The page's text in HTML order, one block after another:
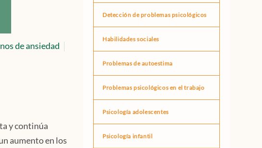
de ansiedad
y continúa
aumento en los
Detección de problemas psicológicos
Habilidades sociales
Problemas de autoestima
Problemas psicológicos en el trabajo
Psicología adolescentes
Psicología infantil